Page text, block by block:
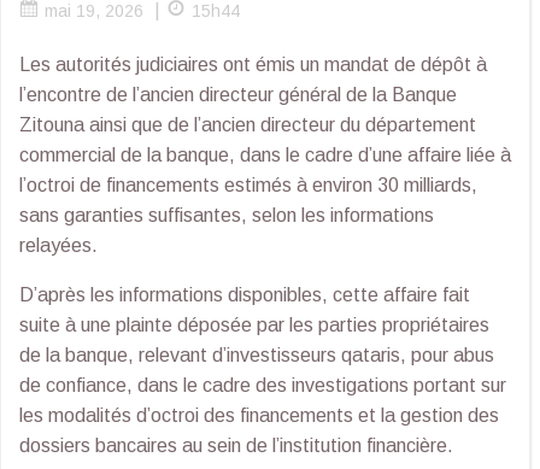
mai 19, 2026 15h44
Les autorités judiciaires ont émis un mandat de dépôt à
l’encontre de l’ancien directeur général de la Banque
Zitouna ainsi que de l’ancien directeur du département
commercial de la banque, dans le cadre d’une affaire liée à
l’octroi de financements estimés à environ 30 milliards,
sans garanties suffisantes, selon les informations
relayées.
D’après les informations disponibles, cette affaire fait
suite à une plainte déposée par les parties propriétaires
de la banque, relevant d’investisseurs qataris, pour abus
de confiance, dans le cadre des investigations portant sur
les modalités d’octroi des financements et la gestion des
dossiers bancaires au sein de l’institution financière.